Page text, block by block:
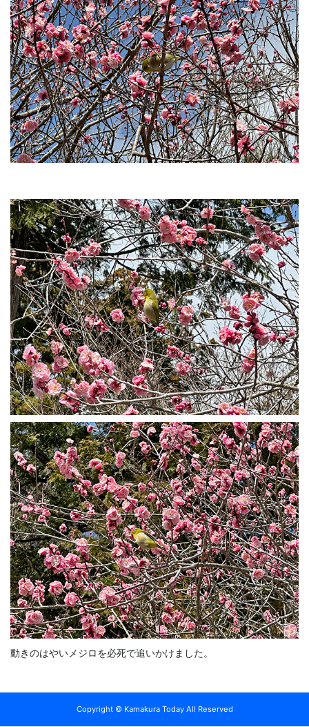
動きのはやいメジロを必死で追いかけました。
Copyright © Kamakura Today All Reserved